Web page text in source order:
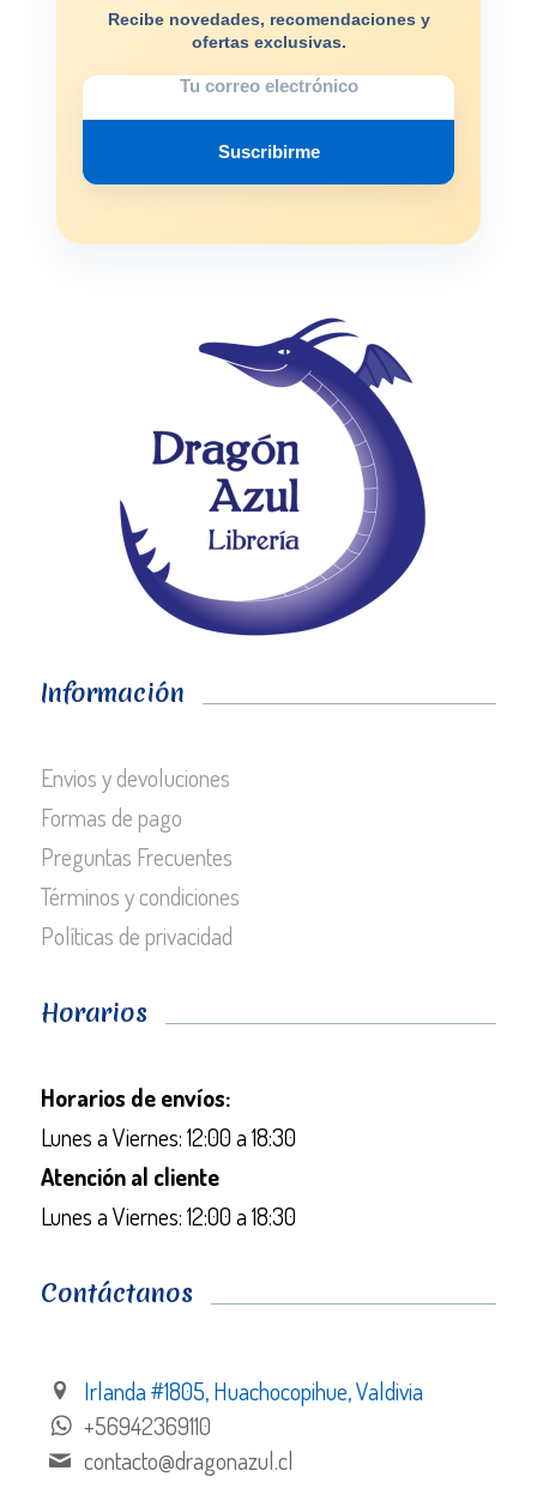
Recibe novedades, recomendaciones y
ofertas exclusivas.
Suscribirme
Información
Envios y devoluciones
Formas de pago
Preguntas Frecuentes
Términos y condiciones
Políticas de privacidad
Horarios
Horarios de envíos:
Lunes a Viernes: 12:00 a 18:30
Atención al cliente
Lunes a Viernes: 12:00 a 18:30
Contáctanos
Irlanda #1805, Huachocopihue, Valdivia
+56942369110
contacto@dragonazul.cl